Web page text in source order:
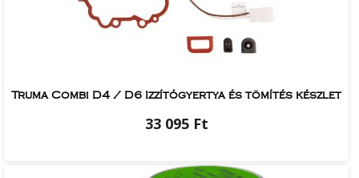
Truma Combi D4 / D6 Izzítógyertya és tömítés készlet
33 095 Ft